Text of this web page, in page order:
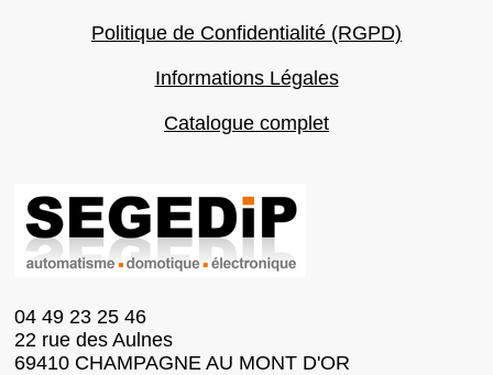
Politique de Confidentialité (RGPD)
Informations Légales
Catalogue complet
04 49 23 25 46
22 rue des Aulnes
69410 CHAMPAGNE AU MONT D'OR